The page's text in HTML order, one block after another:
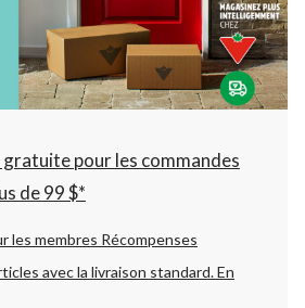
à
22:00
cliquer
pour
changer
pour les commandes
de 99 $*
les membres Récompenses
avec la livraison standard.En